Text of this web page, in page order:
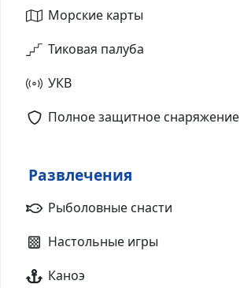
Морские карты
Тиковая палуба
УКВ
Полное защитное снаряжение
Развлечения
Рыболовные снасти
Настольные игры
Каноэ